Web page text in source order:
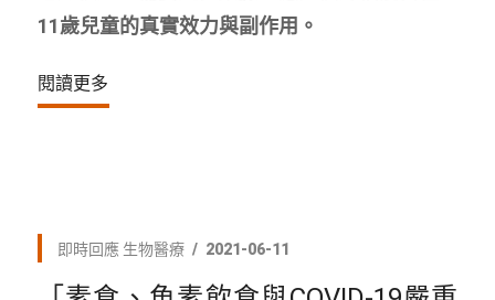
11歲兒童的真實效力與副作用。
閱讀更多
即時回應 生物醫療 2021-06-11